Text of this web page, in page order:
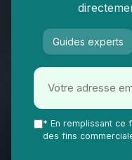
QVT Market Vie Ma Vie
Guides experts
* En remplissant ce
des fins